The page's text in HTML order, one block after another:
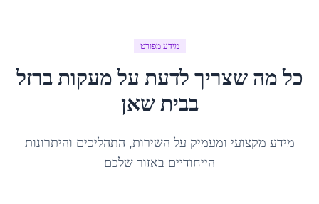
מידע מפורט
כל מה שצריך לדעת עלמעקות ברזל
בבית שאן
מידע מקצועי ומעמיק על השירות, התהליכים והיתרונות
הייחודיים באזור שלכם